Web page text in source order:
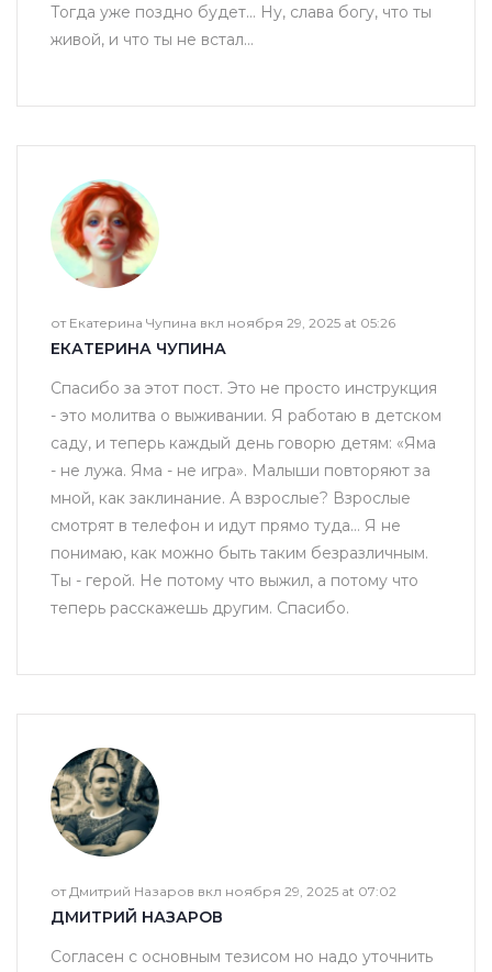
Тогда уже поздно будет… Ну, слава богу, что ты
живой, и что ты не встал…
от Екатерина Чупина вкл ноября 29, 2025 at 05:26
ЕКАТЕРИНА ЧУПИНА
Спасибо за этот пост. Это не просто инструкция
- это молитва о выживании. Я работаю в детском
саду, и теперь каждый день говорю детям: «Яма
- не лужа. Яма - не игра». Малыши повторяют за
мной, как заклинание. А взрослые? Взрослые
смотрят в телефон и идут прямо туда… Я не
понимаю, как можно быть таким безразличным.
Ты - герой. Не потому что выжил, а потому что
теперь расскажешь другим. Спасибо.
от Дмитрий Назаров вкл ноября 29, 2025 at 07:02
ДМИТРИЙ НАЗАРОВ
Согласен с основным тезисом но надо уточнить